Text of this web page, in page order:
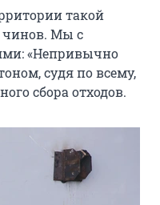
такой
чинов. Мы с
«Непривычно
судя по всему,
сбора отходов.